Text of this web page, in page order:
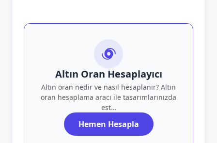
Altın Oran Hesaplayıcı
Altın oran nedir ve nasıl hesaplanır? Altın
oran hesaplama aracı ile tasarımlarınızda
est…
Hemen Hesapla